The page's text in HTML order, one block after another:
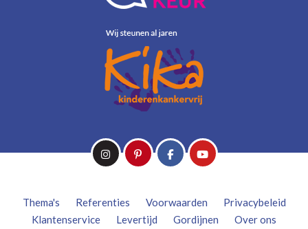
Thema's Referenties Voorwaarden
Privacybeleid
Klantenservice
Levertijd Gordijnen Over ons